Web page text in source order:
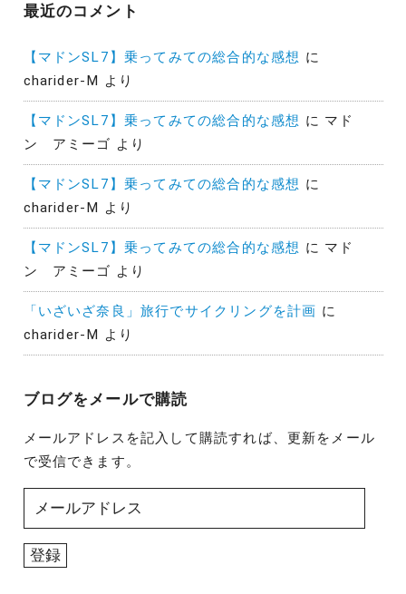
最近のコメント
【マドンSL7】乗ってみての総合的な感想 に
charider-M
より
【マドンSL7】乗ってみての総合的な感想 に マド
ン アミーゴ より
【マドンSL7】乗ってみての総合的な感想 に
charider-M
より
【マドンSL7】乗ってみての総合的な感想 に マド
ン アミーゴ より
「いざいざ奈良」旅行でサイクリングを計画 に
charider-M
より
ブログをメールで購読
メールアドレスを記入して購読すれば、更新をメール
で受信できます。
ル
ア
登録